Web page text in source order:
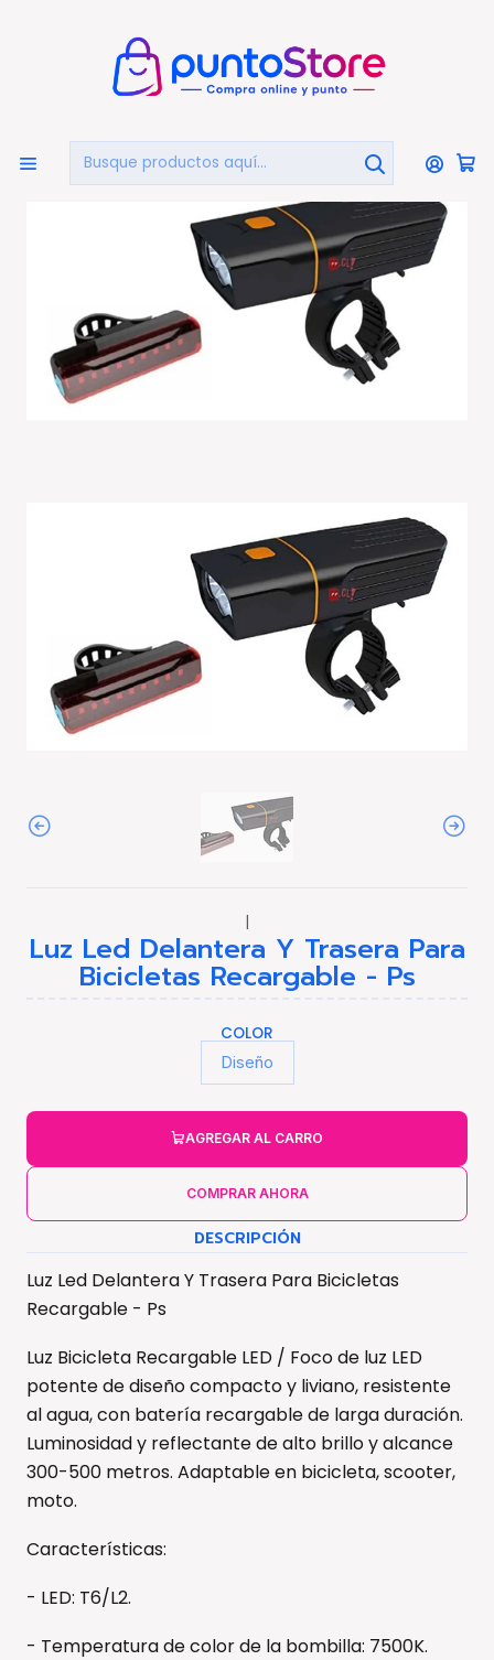
Inicio DEPORTES Y FITNESS Ciclismo
Luz Led Delantera Y Trasera Para Bicicletas Recargable
- Ps
|
Luz Led Delantera Y Trasera Para
Bicicletas Recargable - Ps
COLOR
Diseño
AGREGAR AL CARRO
COMPRAR AHORA
DESCRIPCIÓN
Luz Led Delantera Y Trasera Para Bicicletas
Recargable - Ps
Luz Bicicleta Recargable LED / Foco de luz LED
potente de diseño compacto y liviano, resistente
al agua, con batería recargable de larga duración.
Luminosidad y reflectante de alto brillo y alcance
300-500 metros. Adaptable en bicicleta, scooter,
moto.
Características:
- LED: T6/L2.
- Temperatura de color de la bombilla: 7500K.